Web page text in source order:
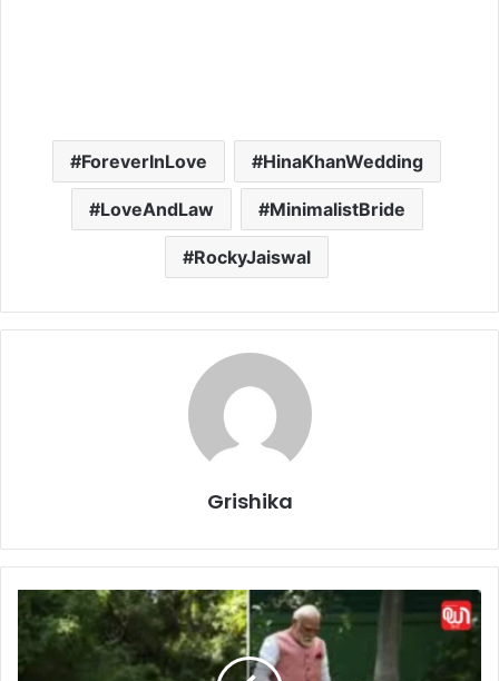
ForeverInLove HinaKhanWedding
LoveAndLaw MinimalistBride
RockyJaiswal
Grishika
P
M
o